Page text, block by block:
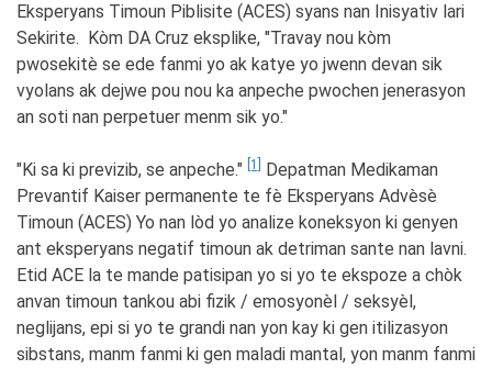
Eksperyans Timoun Piblisite (ACES) syans nan Inisyativ lari
Sekirite. Kòm DA Cruz eksplike, "Travay nou kòm
pwosekitè se ede fanmi yo ak katye yo jwenn devan sik
vyolans ak dejwe pou nou ka anpeche pwochen jenerasyon
an soti nan perpetuer menm sik yo."
"Ki sa ki previzib, se anpeche." [1]
Depatman Medikaman
Prevantif Kaiser permanente te fè Eksperyans Advèsè
Timoun (ACES) Yo nan lòd yo analize koneksyon ki genyen
ant eksperyans negatif timoun ak detriman sante nan lavni.
Etid ACE la te mande patisipan yo si yo te ekspoze a chòk
anvan timoun tankou abi fizik / emosyonèl / seksyèl,
neglijans, epi si yo te grandi nan yon kay ki gen itilizasyon
sibstans, manm fanmi ki gen maladi mantal, yon manm fanmi